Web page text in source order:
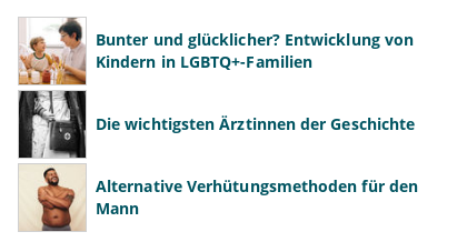
Bunter und glücklicher? Entwicklung von
Kindern in LGBTQ+-Familien
Die wichtigsten Ärztinnen der Geschichte
Alternative Verhütungsmethoden für den
Mann